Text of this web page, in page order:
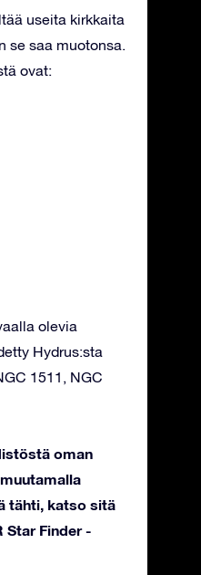
useita kirkkaita
se saa muotonsa.
ovat:
olevia
Hydrus:sta
1511, NGC
oman
tähti, katso sitä
Star Finder -